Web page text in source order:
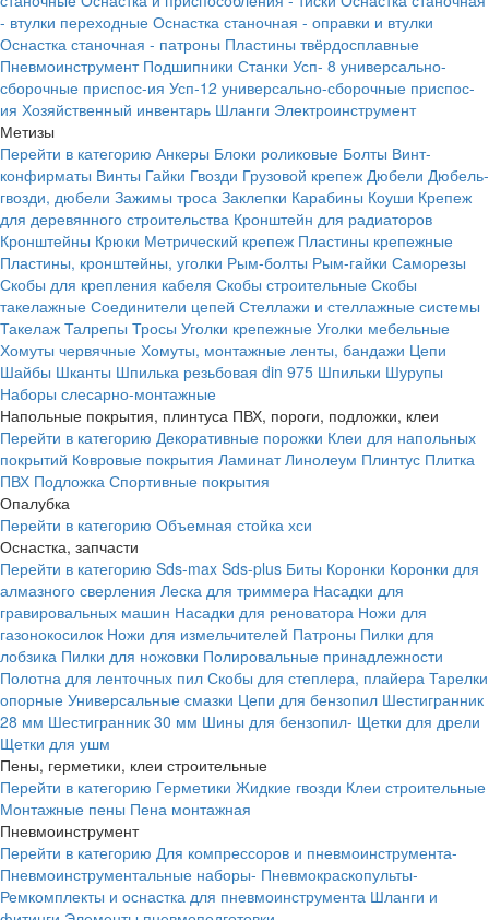
- втулки переходные Оснастка станочная - оправки и втулки
Оснастка станочная - патроны Пластины твёрдосплавные
Пневмоинструмент Подшипники Станки Усп- 8 универсально-
сборочные приспос-ия Усп-12 универсально-сборочные приспос-
ия Хозяйственный инвентарь Шланги Электроинструмент
Метизы
Перейти в категорию Анкеры Блоки роликовые Болты Винт-
конфирматы Винты Гайки Гвозди Грузовой крепеж Дюбели Дюбель-
гвозди, дюбели Зажимы троса Заклепки Карабины Коуши Крепеж
для деревянного строительства Кронштейн для радиаторов
Кронштейны Крюки Метрический крепеж Пластины крепежные
Пластины, кронштейны, уголки Рым-болты Рым-гайки Саморезы
Скобы для крепления кабеля Скобы строительные Скобы
такелажные Соединители цепей Стеллажи и стеллажные системы
Такелаж Талрепы Тросы Уголки крепежные Уголки мебельные
Хомуты червячные Хомуты, монтажные ленты, бандажи Цепи
Шайбы Шканты Шпилька резьбовая din 975 Шпильки Шурупы
Наборы слесарно-монтажные
Напольные покрытия, плинтуса ПВХ, пороги, подложки, клеи
Перейти в категорию Декоративные порожки Клеи для напольных
покрытий Ковровые покрытия Ламинат Линолеум Плинтус Плитка
ПВХ Подложка Спортивные покрытия
Опалубка
Перейти в категорию Объемная стойка хси
Оснастка, запчасти
Перейти в категорию Sds-max Sds-plus Биты Коронки Коронки для
алмазного сверления Леска для триммера Насадки для
гравировальных машин Насадки для реноватора Ножи для
газонокосилок Ножи для измельчителей Патроны Пилки для
лобзика Пилки для ножовки Полировальные принадлежности
Полотна для ленточных пил Скобы для степлера, плайера Тарелки
опорные Универсальные смазки Цепи для бензопил Шестигранник
28 мм Шестигранник 30 мм Шины для бензопил- Щетки для дрели
Щетки для ушм
Пены, герметики, клеи строительные
Перейти в категорию Герметики Жидкие гвозди Клеи строительные
Монтажные пены Пена монтажная
Пневмоинструмент
Перейти в категорию Для компрессоров и пневмоинструмента-
Пневмоинструментальные наборы- Пневмокраскопульты-
Ремкомплекты и оснастка для пневмоинструмента Шланги и